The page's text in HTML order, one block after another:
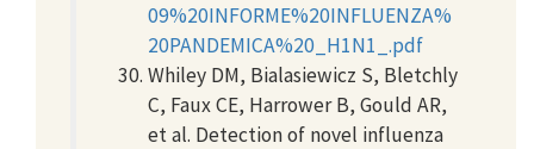
09%20INFORME%20INFLUENZA%
20PANDEMICA%20_H1N1_.pdf
Whiley DM, Bialasiewicz S, Bletchly
C, Faux CE, Harrower B, Gould AR,
et al. Detection of novel influenza